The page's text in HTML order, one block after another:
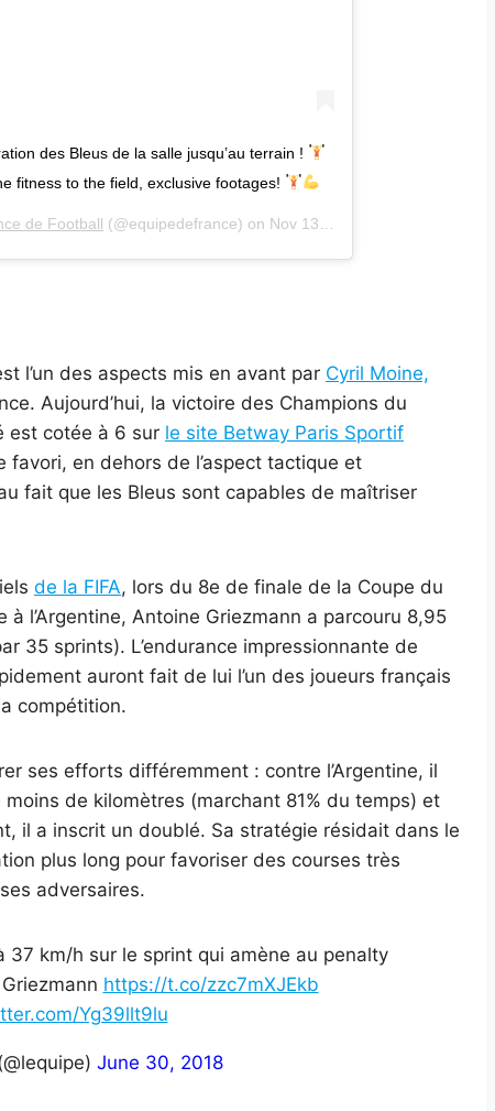
des Bleus de la salle jusqu’au terrain !
fitness to the field, exclusive footages!
de Football (@equipedefrance) on Nov 13, 2019 at 4:17am PST
l’un des aspects mis en avant par Cyril Moine,
Aujourd’hui, la victoire des Champions du
est cotée à 6 sur le site Betway Paris Sportif
en dehors de l’aspect tactique et
fait que les Bleus sont capables de maîtriser
de la FIFA, lors du 8e de finale de la Coupe du
l’Argentine, Antoine Griezmann a parcouru 8,95
35 sprints). L’endurance impressionnante de
auront fait de lui l’un des joueurs français
compétition.
ses efforts différemment : contre l’Argentine, il
de kilomètres (marchant 81% du temps) et
il a inscrit un doublé. Sa stratégie résidait dans le
plus long pour favoriser des courses très
adversaires.
37 km/h sur le sprint qui amène au penalty
https://t.co/zzc7mXJEkb
Yg39llt9lu
June 30, 2018